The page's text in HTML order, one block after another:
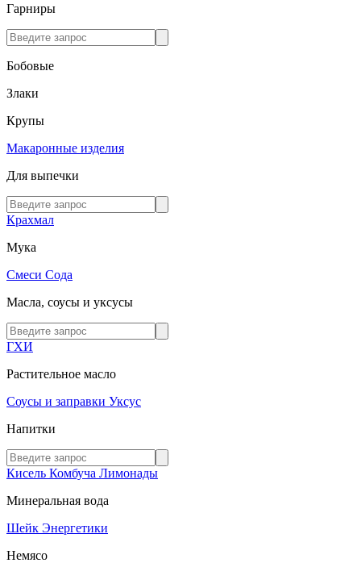
Гарниры
Бобовые
Злаки
Крупы
Макаронные изделия
Для выпечки
Крахмал
Мука
Смеси Сода
Масла, соусы и уксусы
ГХИ
Растительное масло
Соусы и заправки Уксус
Напитки
Кисель Комбуча Лимонады
Минеральная вода
Шейк Энергетики
Немясо